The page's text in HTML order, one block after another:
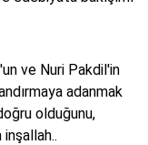
ve Nuri Pakdil'in
adanmak
olduğunu,